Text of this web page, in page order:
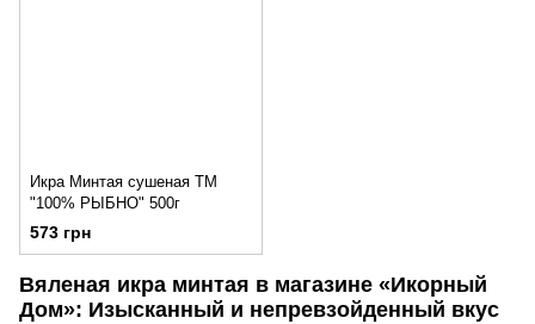
Икра Минтая сушеная ТМ
"100% РЫБНО" 500г
573 грн
Вяленая икра минтая в магазине «Икорный
Дом»: Изысканный и непревзойденный вкус